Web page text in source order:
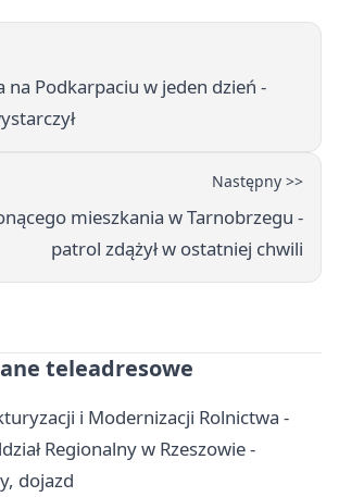
na Podkarpaciu w jeden dzień -
Następny >>
mieszkania w Tarnobrzegu -
patrol zdążył w ostatniej chwili
teleadresowe
i Modernizacji Rolnictwa -
Regionalny w Rzeszowie -
dojazd